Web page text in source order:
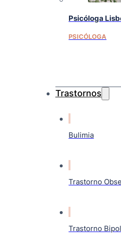
Psicóloga
PSICÓLOGA
Trastornos
Bulimia
Trastorno
Trastorno